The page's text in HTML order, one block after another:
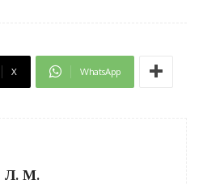
X WhatsApp
Л. М.